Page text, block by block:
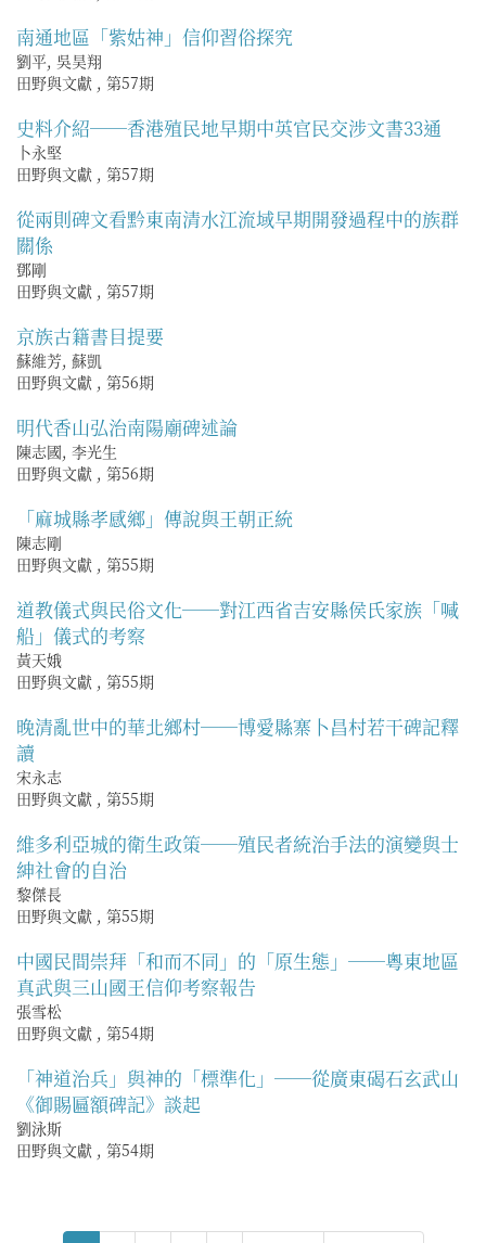
南通地區「紫姑神」信仰習俗探究
劉平, 吳昊翔
田野與文獻 , 第57期
史料介紹──香港殖民地早期中英官民交涉文書33通
卜永堅
田野與文獻 , 第57期
從兩則碑文看黔東南清水江流域早期開發過程中的族群
關係
鄧剛
田野與文獻 , 第57期
京族古籍書目提要
蘇維芳, 蘇凱
田野與文獻 , 第56期
明代香山弘治南陽廟碑述論
陳志國, 李光生
田野與文獻 , 第56期
「麻城縣孝感鄉」傳說與王朝正統
陳志剛
田野與文獻 , 第55期
道教儀式與民俗文化──對江西省吉安縣侯氏家族「喊
船」儀式的考察
黃天娥
田野與文獻 , 第55期
晚清亂世中的華北鄉村──博愛縣寨卜昌村若干碑記釋
讀
宋永志
田野與文獻 , 第55期
維多利亞城的衛生政策──殖民者統治手法的演變與士
紳社會的自治
黎傑長
田野與文獻 , 第55期
中國民間崇拜「和而不同」的「原生態」──粵東地區
真武與三山國王信仰考察報告
張雪松
田野與文獻 , 第54期
「神道治兵」與神的「標準化」──從廣東碣石玄武山
《御賜匾額碑記》談起
劉泳斯
田野與文獻 , 第54期